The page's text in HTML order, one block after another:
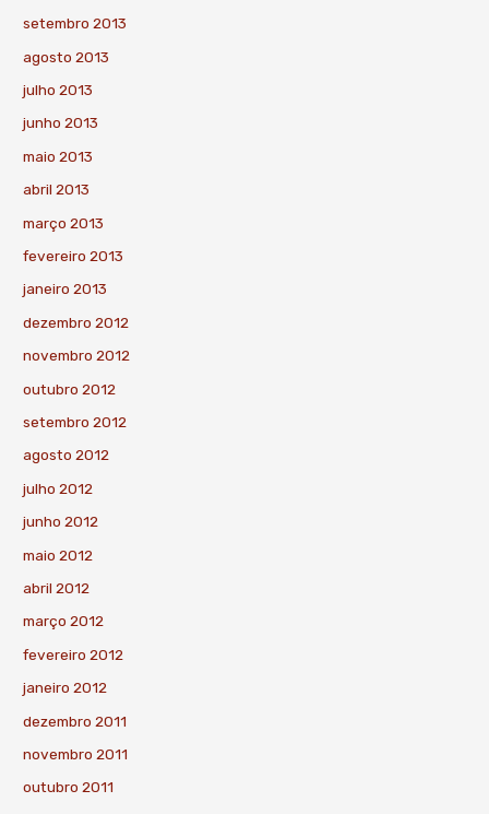
setembro 2013
agosto 2013
julho 2013
junho 2013
maio 2013
abril 2013
março 2013
fevereiro 2013
janeiro 2013
dezembro 2012
novembro 2012
outubro 2012
setembro 2012
agosto 2012
julho 2012
junho 2012
maio 2012
abril 2012
março 2012
fevereiro 2012
janeiro 2012
dezembro 2011
novembro 2011
outubro 2011